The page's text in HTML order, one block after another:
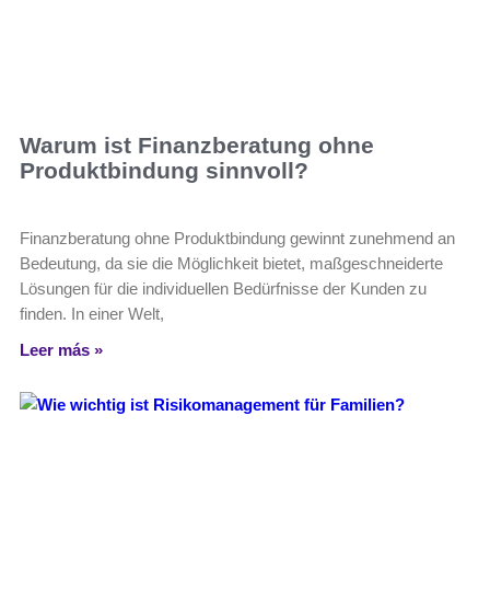
Warum ist Finanzberatung ohne
Produktbindung sinnvoll?
Finanzberatung ohne Produktbindung gewinnt zunehmend an
Bedeutung, da sie die Möglichkeit bietet, maßgeschneiderte
Lösungen für die individuellen Bedürfnisse der Kunden zu
finden. In einer Welt,
Leer más »